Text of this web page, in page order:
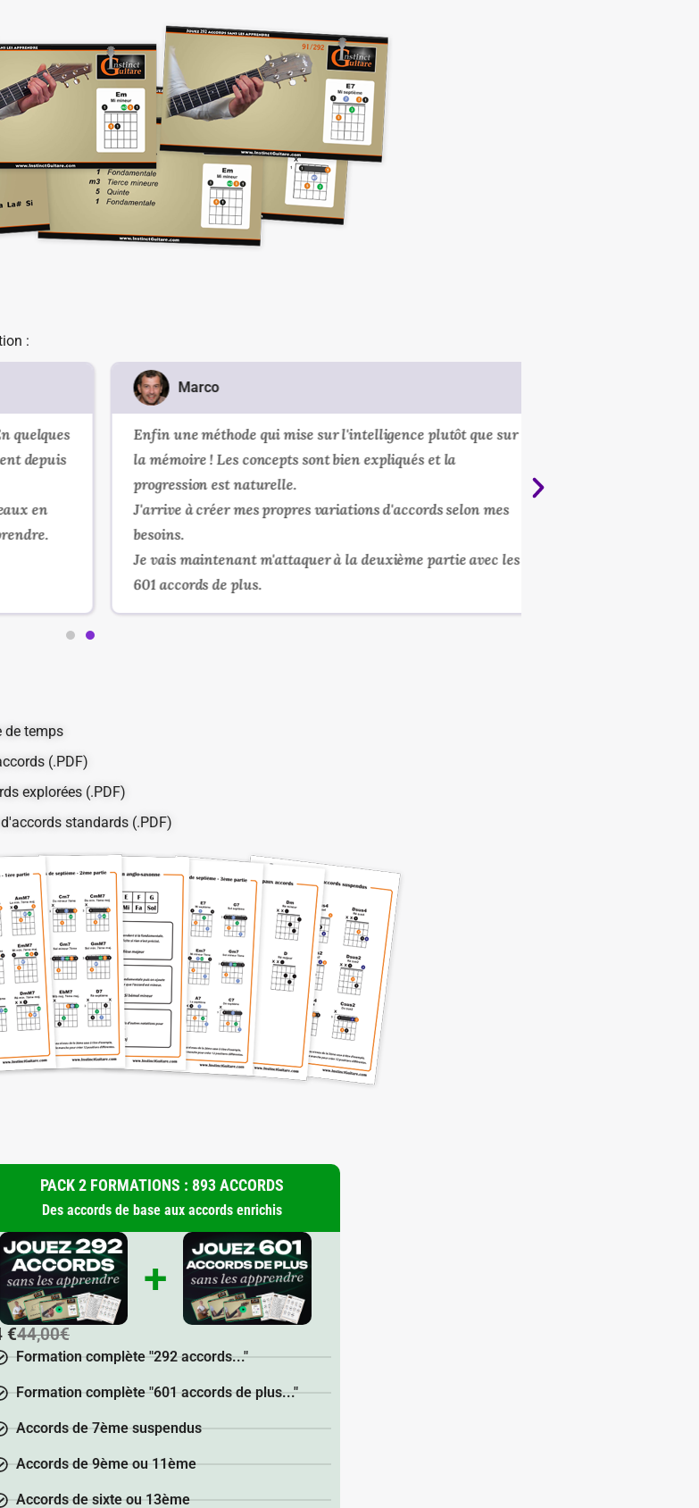
:
en
Marco
Enfin une méthode qui mise sur l'intelligence plutôt que sur
la mémoire ! Les concepts sont bien expliqués et la
progression est naturelle.
J'arrive à créer mes propres variations d'accords selon mes
besoins.
Je vais maintenant m'attaquer à la deuxième partie avec les
601 accords de plus.
de temps
(.PDF)
explorées (.PDF)
standards (.PDF)
PACK 2 FORMATIONS : 893 ACCORDS
Des accords de base aux accords enrichis
+
€44,00€
Formation complète "292 accords..."
Formation complète "601 accords de plus..."
Accords de 7ème suspendus
Accords de 9ème ou 11ème
Accords de sixte ou 13ème